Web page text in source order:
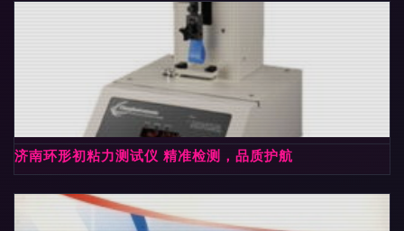
济南环形初粘力测试仪 精准检测，品质护航